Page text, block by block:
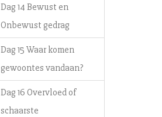
Dag 14 Bewust en
Onbewust gedrag
Dag 15 Waar komen
gewoontes vandaan?
Dag 16 Overvloed of
schaarste